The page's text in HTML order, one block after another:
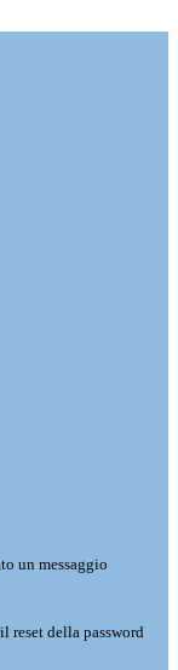
un messaggio
reset della password